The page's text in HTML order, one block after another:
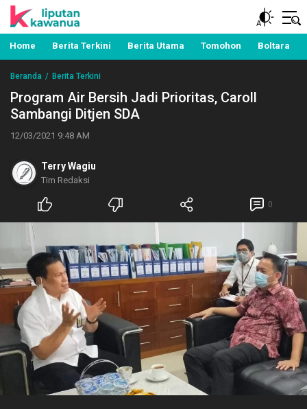
Liputan Kawanua
Berita Manado, Sulawesi Utara, Kawanua, Politik,
Pemerintahan, Hukum Kriminal dan Nasional
Home Berita Terkini Berita Utama Tomohon Boltara
Beranda Berita Terkini
Program Air Bersih Jadi Prioritas, Caroll
Sambangi Ditjen SDA
12/03/2021 9:48 AM
Terry Wagiu
Tim Redaksi
0